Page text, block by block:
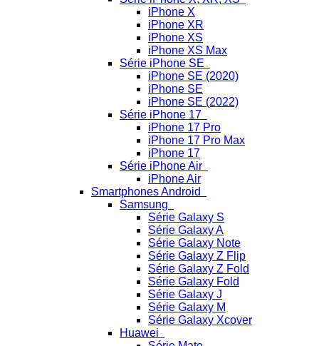
iPhone X
iPhone XR
iPhone XS
iPhone XS Max
Série iPhone SE
iPhone SE (2020)
iPhone SE
iPhone SE (2022)
Série iPhone 17
iPhone 17 Pro
iPhone 17 Pro Max
iPhone 17
Série iPhone Air
iPhone Air
Smartphones Android
Samsung
Série Galaxy S
Série Galaxy A
Série Galaxy Note
Série Galaxy Z Flip
Série Galaxy Z Fold
Série Galaxy Fold
Série Galaxy J
Série Galaxy M
Série Galaxy Xcover
Huawei